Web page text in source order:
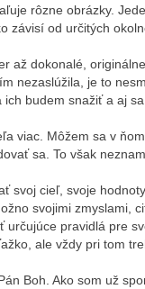
rôzne obrázky.
závisí od určitých
až dokonalé,
nezaslúžila, je to
budem snažiť a aj
viac. Môžem sa v
sa. To však
svoj cieľ, svoje
svojimi zmyslami,
pravidlá pre
ale vždy pri tom
Boh. Ako som už